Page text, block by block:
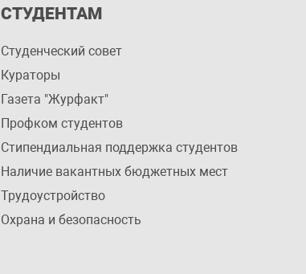
СТУДЕНТАМ
Студенческий совет
Кураторы
Газета "Журфакт"
Профком студентов
Стипендиальная поддержка студентов
Наличие вакантных бюджетных мест
Трудоустройство
Охрана и безопасность